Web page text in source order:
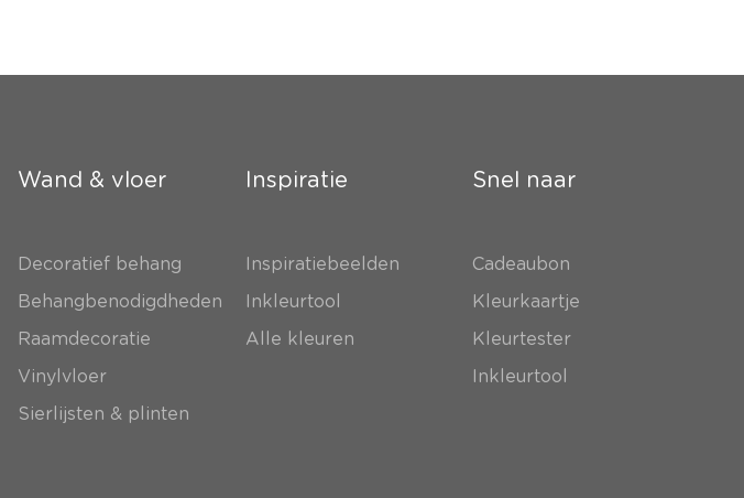
Wand & vloer
Decoratief behang
Behangbenodigdheden
Raamdecoratie
Vinylvloer
Sierlijsten & plinten
Inspiratie
Inspiratiebeelden
Inkleurtool
Alle kleuren
Snel naar
Cadeaubon
Kleurkaartje
Kleurtester
Inkleurtool